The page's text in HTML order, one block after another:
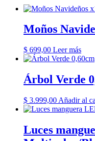
Moños
$ 699,00 Leer más
Árbol Verde
$ 3.999,00 Añadir al
Luces